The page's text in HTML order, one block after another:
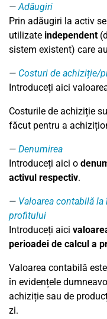
Adăugiri
Prin adăugiri la activ
utilizate independent
sistem existent) care
Costuri de achiziție/
Introduceți aici
Costurile de achiziție
făcut pentru a
Denumirea
Introduceți aici o
activul respectiv.
Valoarea contabilă
profitului
Introduceți aici
perioadei de calcul a
Valoarea contabilă
în evidențele
achiziție sau de
zi.